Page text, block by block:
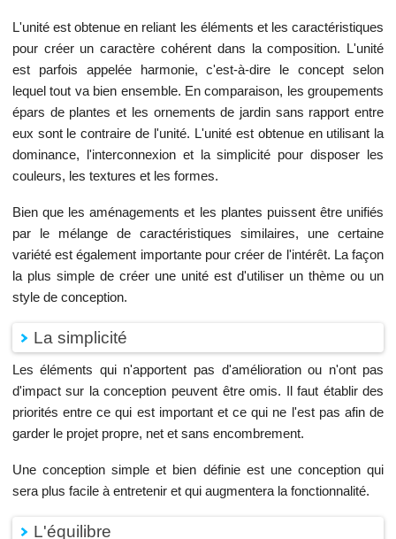
L'unité est obtenue en reliant les éléments et les caractéristiques
pour créer un caractère cohérent dans la composition. L'unité
est parfois appelée harmonie, c'est-à-dire le concept selon
lequel tout va bien ensemble. En comparaison, les groupements
épars de plantes et les ornements de jardin sans rapport entre
eux sont le contraire de l'unité. L'unité est obtenue en utilisant la
dominance, l'interconnexion et la simplicité pour disposer les
couleurs, les textures et les formes.
Bien que les aménagements et les plantes puissent être unifiés
par le mélange de caractéristiques similaires, une certaine
variété est également importante pour créer de l'intérêt. La façon
la plus simple de créer une unité est d'utiliser un thème ou un
style de conception.
La simplicité
Les éléments qui n'apportent pas d'amélioration ou n'ont pas
d'impact sur la conception peuvent être omis. Il faut établir des
priorités entre ce qui est important et ce qui ne l'est pas afin de
garder le projet propre, net et sans encombrement.
Une conception simple et bien définie est une conception qui
sera plus facile à entretenir et qui augmentera la fonctionnalité.
L'équilibre